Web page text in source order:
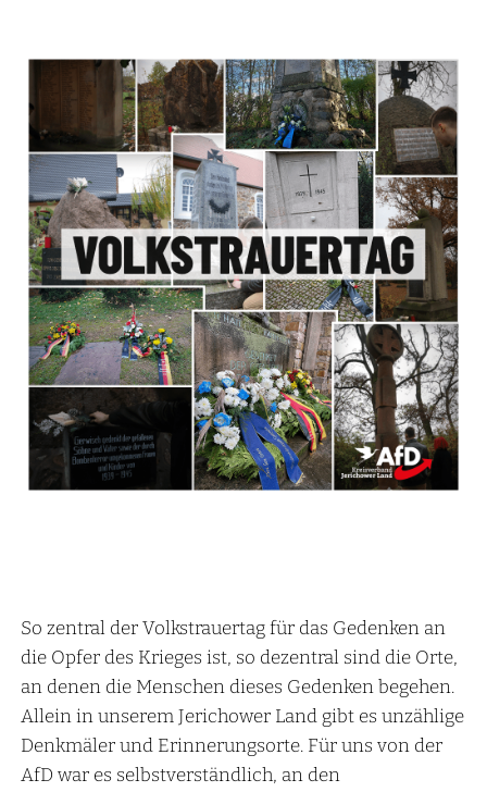
So zentral der Volkstrauertag für das Gedenken an
die Opfer des Krieges ist, so dezentral sind die Orte,
an denen die Menschen dieses Gedenken begehen.
Allein in unserem Jerichower Land gibt es unzählige
Denkmäler und Erinnerungsorte. Für uns von der
AfD war es selbstverständlich, an den